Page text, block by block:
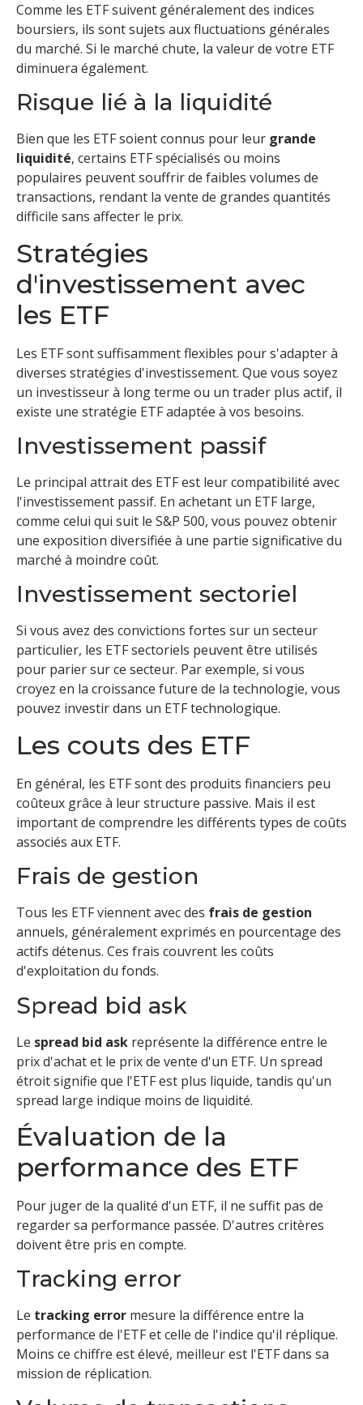
Comme les ETF suivent généralement des indices
boursiers, ils sont sujets aux fluctuations générales
du marché. Si le marché chute, la valeur de votre ETF
diminuera également.
Risque lié à la liquidité
Bien que les ETF soient connus pour leur grande
liquidité, certains ETF spécialisés ou moins
populaires peuvent souffrir de faibles volumes de
transactions, rendant la vente de grandes quantités
difficile sans affecter le prix.
Stratégies
d'investissement avec
les ETF
Les ETF sont suffisamment flexibles pour s'adapter à
diverses stratégies d'investissement. Que vous soyez
un investisseur à long terme ou un trader plus actif, il
existe une stratégie ETF adaptée à vos besoins.
Investissement passif
Le principal attrait des ETF est leur compatibilité avec
l'investissement passif. En achetant un ETF large,
comme celui qui suit le S&P 500, vous pouvez obtenir
une exposition diversifiée à une partie significative du
marché à moindre coût.
Investissement sectoriel
Si vous avez des convictions fortes sur un secteur
particulier, les ETF sectoriels peuvent être utilisés
pour parier sur ce secteur. Par exemple, si vous
croyez en la croissance future de la technologie, vous
pouvez investir dans un ETF technologique.
Les couts des ETF
En général, les ETF sont des produits financiers peu
coûteux grâce à leur structure passive. Mais il est
important de comprendre les différents types de coûts
associés aux ETF.
Frais de gestion
Tous les ETF viennent avec des frais de gestion
annuels, généralement exprimés en pourcentage des
actifs détenus. Ces frais couvrent les coûts
d'exploitation du fonds.
Spread bid ask
Le spread bid ask représente la différence entre le
prix d'achat et le prix de vente d'un ETF. Un spread
étroit signifie que l'ETF est plus liquide, tandis qu'un
spread large indique moins de liquidité.
Évaluation de la
performance des ETF
Pour juger de la qualité d'un ETF, il ne suffit pas de
regarder sa performance passée. D'autres critères
doivent être pris en compte.
Tracking error
Le tracking error mesure la différence entre la
performance de l'ETF et celle de l'indice qu'il réplique.
Moins ce chiffre est élevé, meilleur est l'ETF dans sa
mission de réplication.